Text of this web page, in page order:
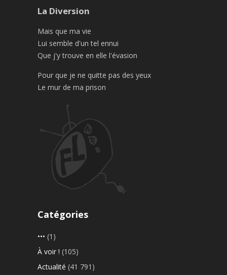
La Diversion
Mais que ma vie
Lui semble d'un tel ennui
Que j'y trouve en elle l'évasion
Pour que je ne quitte pas des yeux
Le mur de ma prison
Catégories
••• (1)
À voir ! (105)
Actualité (41 791)